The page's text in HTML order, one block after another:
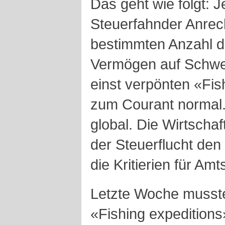
Das geht wie folgt:
Steuerfahnder
bestimmten Anzahl
Vermögen auf
einst verpönten
zum Courant
global. Die
der Steuerflucht
die Kritierien für
Letzte Woche
«Fishing